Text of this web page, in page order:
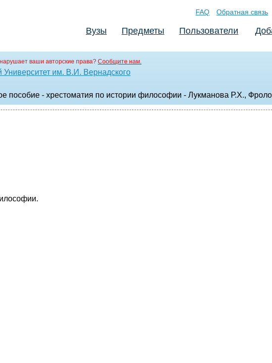
FAQ Обратная связь
Вузы Предметы Пользователи
ваши авторские права? Сообщите нам.
им. В.И. Вернадского
пособие - хрестоматия по истории философии - Лукманова Р.Х.,